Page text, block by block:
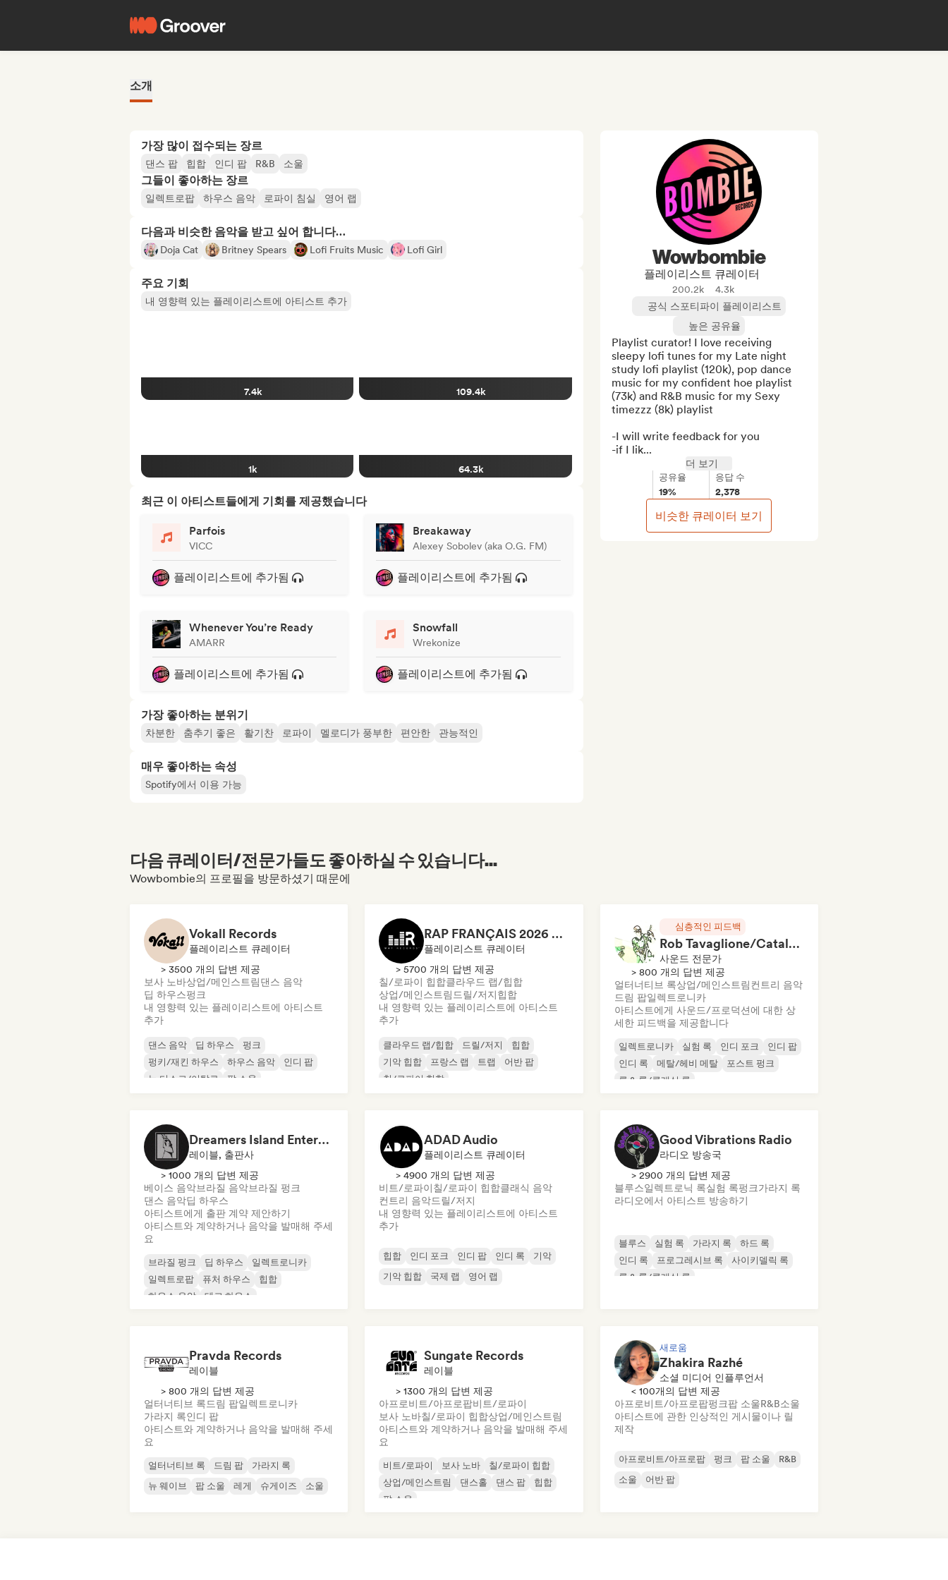
소개
가장 많이 접수되는 장르
댄스 팝 힙합 인디 팝 R&B 소울
그들이 좋아하는 장르
일렉트로팝 하우스 음악 로파이 침실 영어 랩
다음과 비슷한 음악을 받고 싶어 합니다…
Doja Cat Britney Spears Lofi Fruits Music Lofi Girl
주요 기회
내 영향력 있는 플레이리스트에 아티스트 추가
7.4k 109.4k
1k 64.3k
최근 이 아티스트들에게 기회를 제공했습니다
Parfois
VICC
플레이리스트에 추가됨
Breakaway
Alexey Sobolev (aka O.G. FM)
플레이리스트에 추가됨
Whenever You’re Ready
AMARR
플레이리스트에 추가됨
Snowfall
Wrekonize
플레이리스트에 추가됨
가장 좋아하는 분위기
차분한 춤추기 좋은 활기찬 로파이 멜로디가 풍부한 편안한 관능적인
매우 좋아하는 속성
Spotify에서 이용 가능
Wowbombie
플레이리스트 큐레이터
200.2k
4.3k
공식 스포티파이 플레이리스트
높은 공유율
Playlist curator! I love receiving
sleepy lofi tunes for my Late night
study lofi playlist (120k), pop dance
music for my confident hoe playlist
(73k) and R&B music for my Sexy
timezzz (8k) playlist
-I will write feedback for you
-if I lik...
더 보기
공유율
19%
응답 수
2,378
비슷한 큐레이터 보기
다음 큐레이터/전문가들도 좋아하실 수 있습니다...
Wowbombie의 프로필을 방문하셨기 때문에
Vokall Records
플레이리스트 큐레이터
> 3500 개의 답변 제공
보사 노바상업/메인스트림댄스 음악
딥 하우스펑크
내 영향력 있는 플레이리스트에 아티스트
추가
댄스 음악 딥 하우스
펑크
펑키/재킨 하우스
하우스 음악
인디 팝
뉴 디스코/이탈로
팝 소울
RAP FRANÇAIS 2026 🔥🇫🇷 (Way Records)
플레이리스트 큐레이터
> 5700 개의 답변 제공
칠/로파이 힙합클라우드 랩/힙합
상업/메인스트림 드릴/저지힙합
내 영향력 있는 플레이리스트에 아티스트
추가
클라우드 랩/힙합 드릴/저지
힙합
기악 힙합
프랑스 랩 트랩
어반 팝
칠/로파이 힙합
심층적인 피드백
Rob Tavaglione/Catalyst Recording
사운드 전문가
> 800 개의 답변 제공
얼터너티브 록상업/메인스트림컨트리 음악
드림 팝일렉트로니카
아티스트에게 사운드/프로덕션에 대한 상
세한 피드백을 제공합니다
일렉트로니카 실험 록 인디 포크
인디 팝
인디 록
메탈/헤비 메탈
포스트 펑크
록 & 롤/클래식 록
Dreamers Island Entertainment
레이블, 출판사
> 1000 개의 답변 제공
베이스 음악브라질 음악브라질 펑크
댄스 음악딥 하우스
아티스트에게 출판 계약 제안하기
아티스트와 계약하거나 음악을 발매해 주세
요
브라질 펑크 딥 하우스
일렉트로니카
일렉트로팝
퓨처 하우스
힙합
하우스 음악
테크 하우스
ADAD Audio
플레이리스트 큐레이터
> 4900 개의 답변 제공
비트/로파이칠/로파이 힙합클래식 음악
컨트리 음악드릴/저지
내 영향력 있는 플레이리스트에 아티스트
추가
힙합 인디 포크 인디 팝 인디 록
기악
기악 힙합
국제 랩 영어 랩
Good Vibrations Radio
라디오 방송국
> 2900 개의 답변 제공
블루스일렉트로닉 록실험 록펑크가라지 록
라디오에서 아티스트 방송하기
블루스 실험 록 가라지 록
하드 록
인디 록
프로그레시브 록
사이키델릭 록
록 & 롤/클래식 록
Pravda Records
레이블
> 800 개의 답변 제공
얼터너티브 록드림 팝일렉트로니카
가라지 록인디 팝
아티스트와 계약하거나 음악을 발매해 주세
요
얼터너티브 록 드림 팝
가라지 록
뉴 웨이브
팝 소울 레게 슈게이즈 소울
Sungate Records
레이블
> 1300 개의 답변 제공
아프로비트/아프로팝비트/로파이
보사 노바칠/로파이 힙합상업/메인스트림
아티스트와 계약하거나 음악을 발매해 주세
요
비트/로파이 보사 노바
칠/로파이 힙합
상업/메인스트림
댄스홀 댄스 팝
힙합
팝 소울
새로움
Zhakira Razhé
소셜 미디어 인플루언서
< 100개의 답변 제공
아프로비트/아프로팝펑크팝 소울R&B소울
아티스트에 관한 인상적인 게시물이나 릴
제작
아프로비트/아프로팝 펑크 팝 소울
R&B
소울
어반 팝